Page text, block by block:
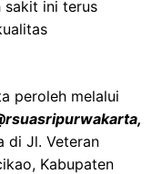
sakit ini terus
peroleh melalui
di Jl. Veteran
Kabupaten